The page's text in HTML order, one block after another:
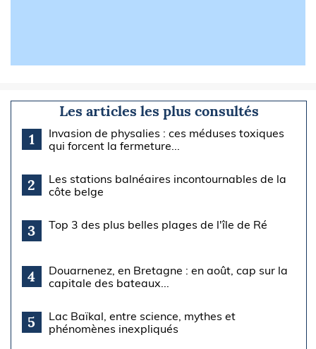
Les articles les plus consultés
1
Invasion de physalies : ces méduses toxiques
qui forcent la fermeture...
2
Les stations balnéaires incontournables de la
côte belge
3 Top 3 des plus belles plages de l'île de Ré
4
Douarnenez, en Bretagne : en août, cap sur la
capitale des bateaux...
5
Lac Baïkal, entre science, mythes et
phénomènes inexpliqués